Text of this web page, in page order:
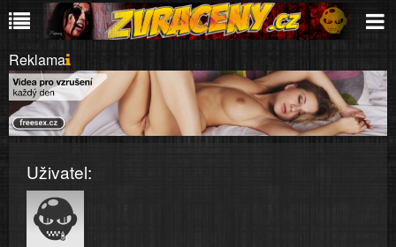
Reklama
Uživatel: